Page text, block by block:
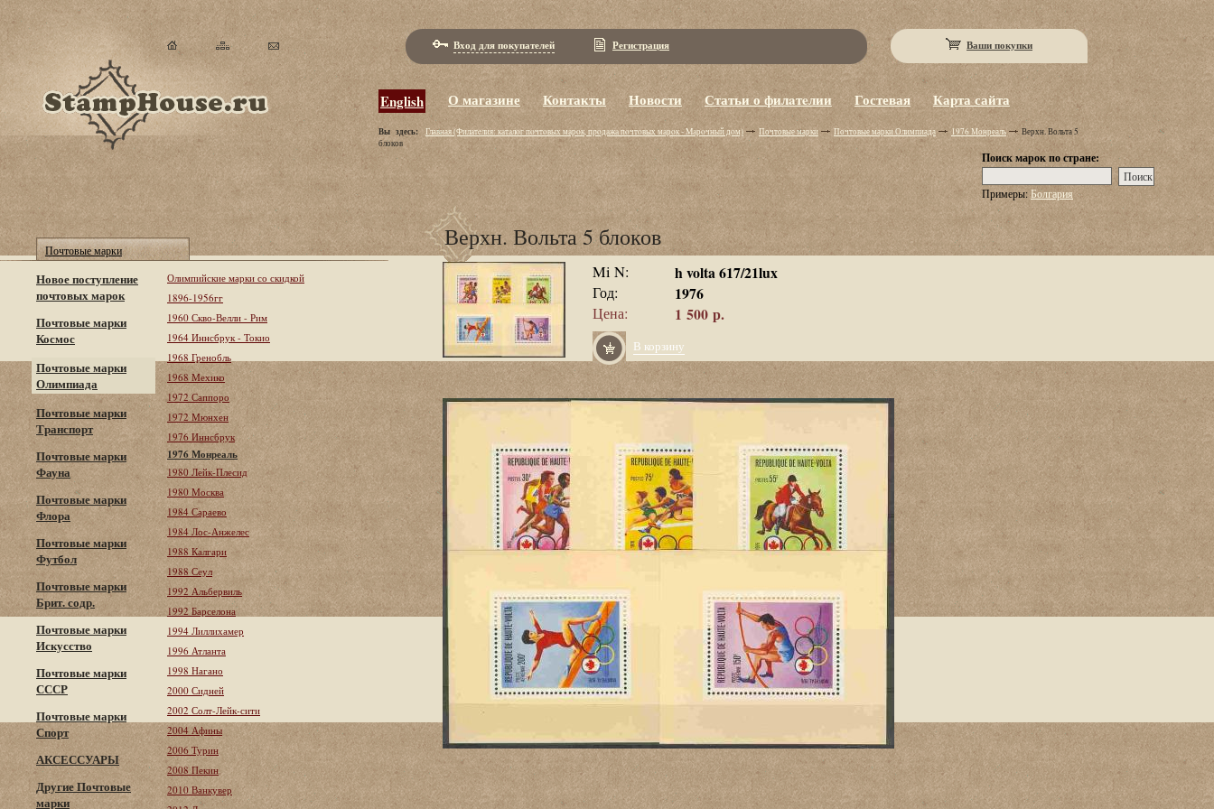
Вход для покупателей Регистрация Ваши покупки
English О магазине Контакты Новости Статьи о филaтeлии Гостевая Карта сайта
Вы здесь: Главная (Филaтeлия: кaтaлoг пoчтoвых мaрoк, пpoдaжa пoчтoвых мaрoк - Maрoчный дoм) Почтовые марки Почтовые марки Олимпиада 1976 Монреаль
Верхн. Вольта 5
блоков
Поиск марок по стране:
Примеры:Болгария
Почтовые марки
Новое поступление
почтовых марок
Почтовые марки
Космос
Почтовые марки
Олимпиада
Почтовые марки
Транспорт
Почтовые марки
Фауна
Почтовые марки
Флора
Почтовые марки
Футбол
Почтовые марки
Брит. содр.
Почтовые марки
Искусство
Почтовые марки
СССР
Почтовые марки
Спорт
АКСЕССУАРЫ
Другие Почтовые
марки
Олимпийские марки со скидкой
1896-1956гг
1960 Скво-Велли - Рим
1964 Иннсбрук - Токио
1968 Гренобль
1968 Мехико
1972 Саппоро
1972 Мюнхен
1976 Иннсбрук
1976 Монреаль
1980 Лейк-Плесид
1980 Москва
1984 Сараево
1984 Лос-Анжелес
1988 Калгари
1988 Сеул
1992 Альбервиль
1992 Барселона
1994 Лиллихамер
1996 Атланта
1998 Нагано
2000 Сидней
2002 Солт-Лейк-сити
2004 Афины
2006 Турин
2008 Пекин
2010 Ванкувер
Верхн. Вольта 5 блоков
Mi N: h volta 617/21lux
Год: 1976
Цена: 1 500 р.
В корзину